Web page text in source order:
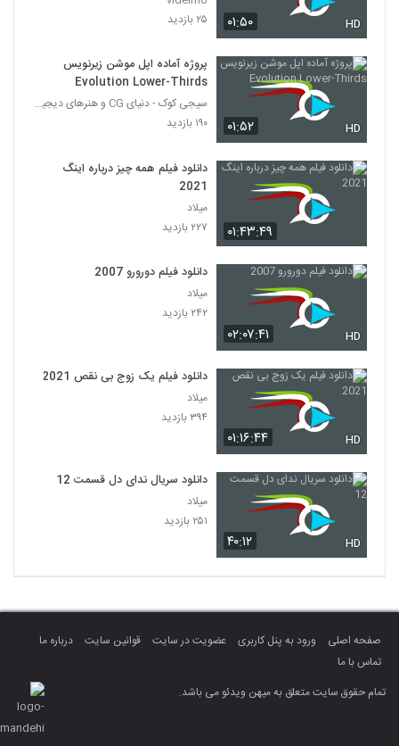
۰۱:۵۰ HD
۲۵ بازدید
۰۱:۵۲ HD
پروژه آماده اپل موشن زیرنویس
Evolution Lower-Thirds
سیجی کوک - دنیای CG و هنرهای دیجیتال
۱۹۰ بازدید
۰۱:۴۳:۴۹
دانلود فیلم همه چیز درباره اینگ
2021
میلاد
۲۲۷ بازدید
۰۲:۰۷:۴۱ HD
دانلود فیلم دورورو 2007
میلاد
۲۴۲ بازدید
۰۱:۱۶:۴۴ HD
دانلود فیلم یک زوج بی نقص 2021
میلاد
۳۹۴ بازدید
۴۰:۱۲ HD
دانلود سریال ندای دل قسمت 12
میلاد
۲۵۱ بازدید
صفحه اصلی ورود به پنل کاربری عضویت در سایت قوانین سایت
درباره ما
تماس با ما
تمام حقوق سایت متعلق به میهن ویدئو می باشد.